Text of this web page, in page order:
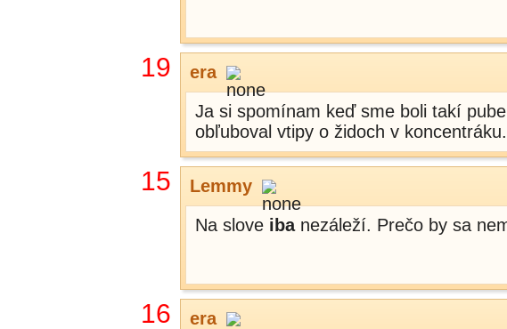
19 era
Ja si spomínam keď sme boli takí
obľuboval vtipy o židoch v koncentráku.
15 Lemmy
Na slove ibanezáleží. Prečo by sa
16 era